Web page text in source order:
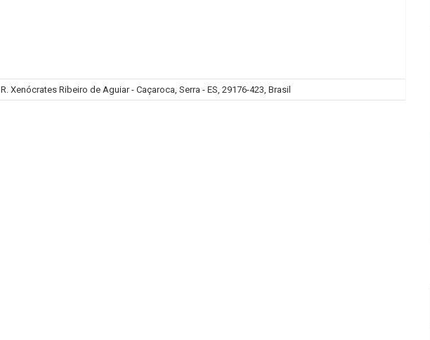
R. Xenócrates Ribeiro de Aguiar - Caçaroca, Serra - ES, 29176-423, Brasil